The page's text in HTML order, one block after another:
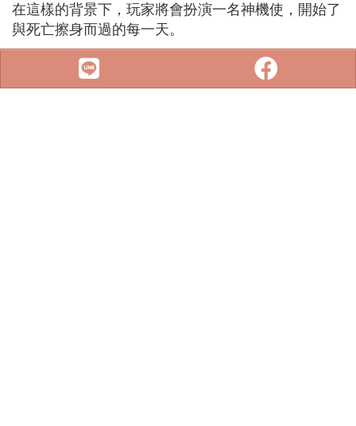
在這樣的背景下，玩家將會扮演一名神機使，開始了
與死亡擦身而過的每一天。